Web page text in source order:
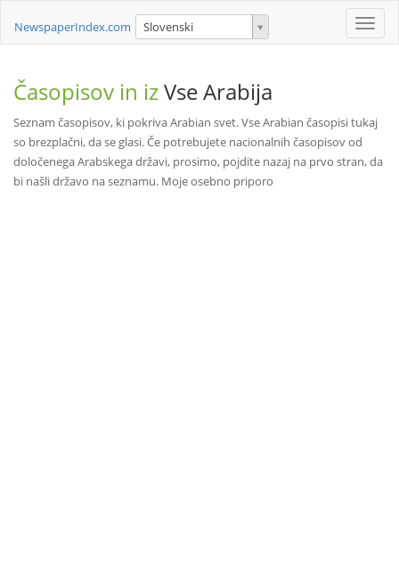
Toggle
NewspaperIndex.com Slovenski
Časopisov in izVse Arabija
Seznam časopisov, ki pokriva Arabian svet. Vse Arabian časopisi tukaj
so brezplačni, da se glasi. Če potrebujete nacionalnih časopisov od
določenega Arabskega državi, prosimo, pojdite nazaj na prvo stran, da
bi našli državo na seznamu. Moje osebno priporo